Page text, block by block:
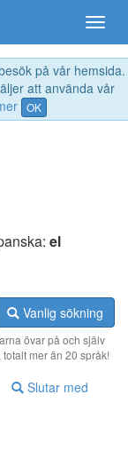
på vår hemsida.
att använda vår
OK
el
Vanlig sökning
övar på och själv
totalt mer än 20 språk!
Slutar med